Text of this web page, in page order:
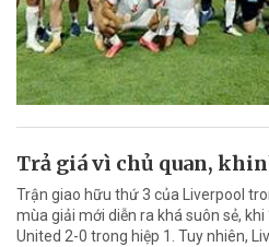
Trả giá vì chủ quan,
Trận giao hữu thứ 3 của Liverpool
mùa giải mới diễn ra khá suôn sẻ,
United 2-0 trong hiệp 1. Tuy nhiên,